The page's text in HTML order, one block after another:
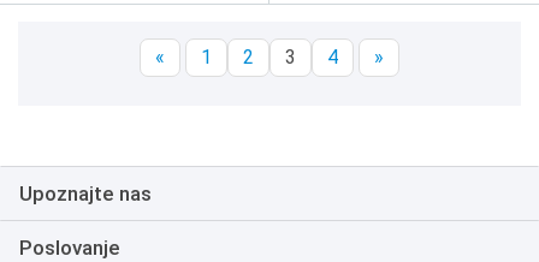
« 1 2 3 4 »
Upoznajte nas
Poslovanje